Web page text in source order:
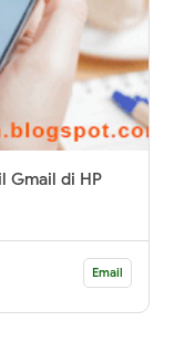
Gmail di HP
Email